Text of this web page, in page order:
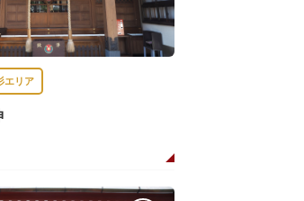
エリア